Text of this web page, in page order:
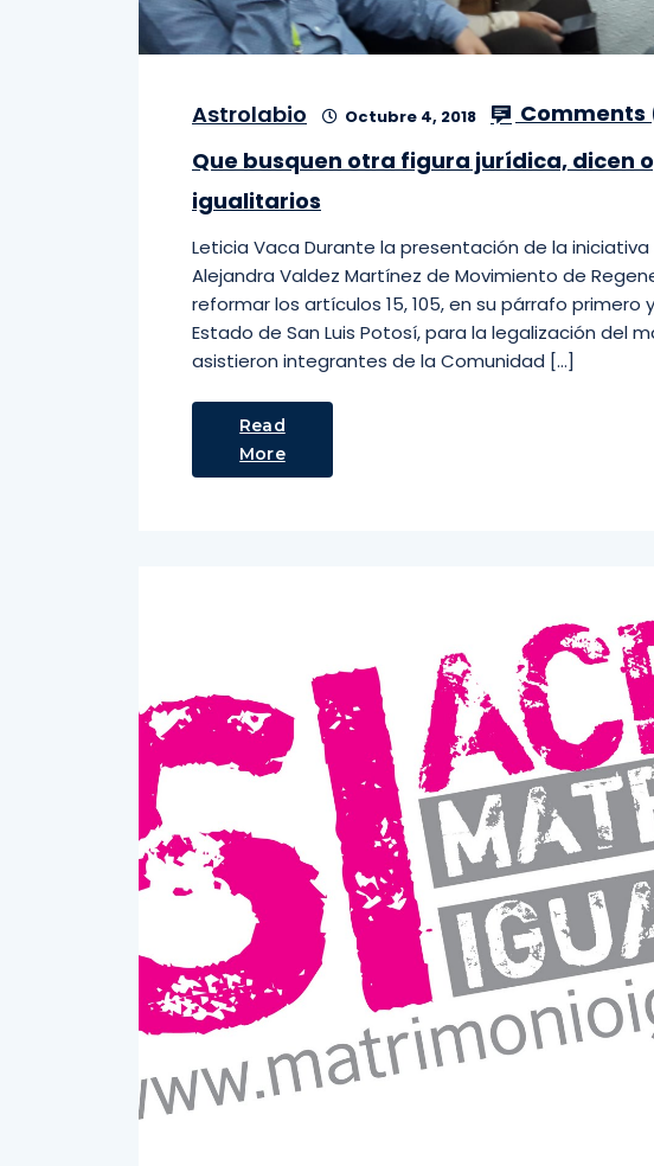
Astrolabio Octubre 4, 2018 Comments
Que busquen otra figura jurídica, dicen
igualitarios
Leticia Vaca Durante la presentación de la
Alejandra Valdez Martínez de Movimiento de
reformar los artículos 15, 105, en su párrafo primero
Estado de San Luis Potosí, para la legalización del
asistieron integrantes de la Comunidad […]
Read
More